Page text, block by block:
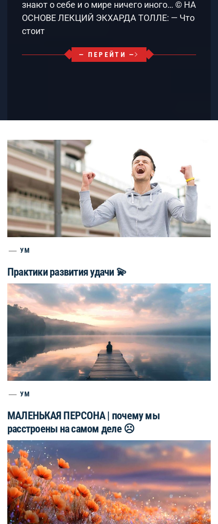
знают о себе и о мире ничего иного… © НА
ОСНОВЕ ЛЕКЦИЙ ЭКХАРДА ТОЛЛЕ: — Что
стоит
— ПЕРЕЙТИ —
УМ
Практики развития удачи 💫
УМ
МАЛЕНЬКАЯ ПЕРСОНА | почему мы
расстроены на самом деле ☹️